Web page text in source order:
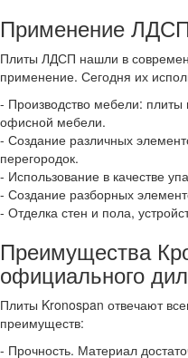
Применение
Плиты ЛДСП нашли в
применение. Сегодня их
- Производство мебели: плиты
офисной мебели.
- Создание различных
перегородок.
- Использование в качестве
- Создание разборных
- Отделка стен и пола,
Преимущества
официального
Плиты Kronospan отвечают
преимуществ:
- Прочность. Материал